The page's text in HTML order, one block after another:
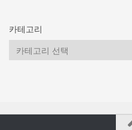
카테고리
카
테